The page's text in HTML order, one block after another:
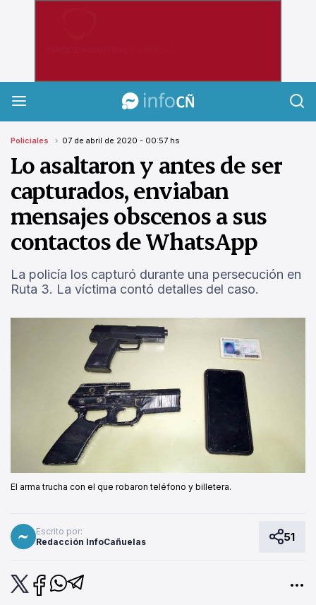
Policiales 07 de abril de 2020 - 00:57 hs
Lo asaltaron y antes de ser
capturados, enviaban
mensajes obscenos a sus
contactos de WhatsApp
La policía los capturó durante una persecución en
Ruta 3. La víctima contó detalles del caso.
El arma trucha con el que robaron teléfono y billetera.
Escrito por:
Redacción InfoCañuelas
51